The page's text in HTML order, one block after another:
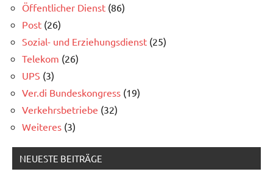
Öffentlicher Dienst (86)
Post (26)
Sozial- und Erziehungsdienst (25)
Telekom (26)
UPS (3)
Ver.di Bundeskongress (19)
Verkehrsbetriebe (32)
Weiteres (3)
NEUESTE BEITRÄGE